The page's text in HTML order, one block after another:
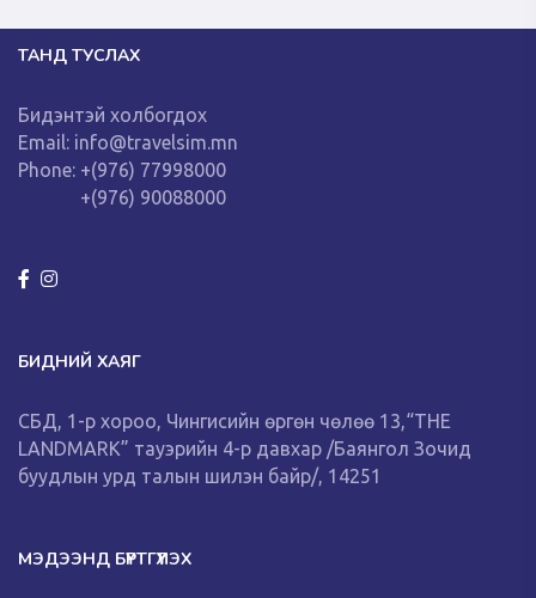
ТАНД ТУСЛАХ
Бидэнтэй холбогдох
Email: info@travelsim.mn
Phone: +(976) 77998000
+(976) 90088000
БИДНИЙ ХАЯГ
СБД, 1-р хороо, Чингисийн өргөн чөлөө 13,“THE
LANDMARK” тауэрийн 4-р давхар /Баянгол Зочид
буудлын урд талын шилэн байр/, 14251
МЭДЭЭНД БҮРТГҮҮЛЭХ